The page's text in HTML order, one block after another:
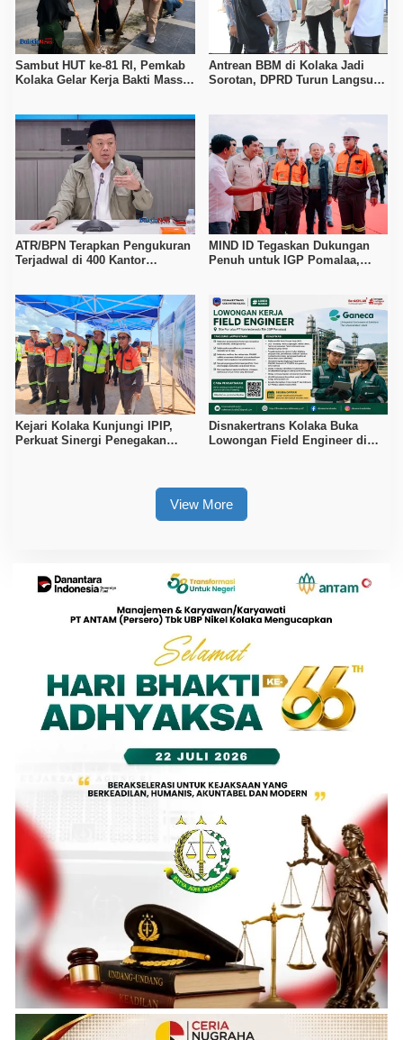
Sambut HUT ke-81 RI, Pemkab
Kolaka Gelar Kerja Bakti Massal
Antrean BBM di Kolaka Jadi
Sorotan, DPRD Turun Langsung
ATR/BPN Terapkan Pengukuran
Terjadwal di 400 Kantor
MIND ID Tegaskan Dukungan
Penuh untuk IGP Pomalaa,
Kejari Kolaka Kunjungi IPIP,
Perkuat Sinergi Penegakan
Disnakertrans Kolaka Buka
Lowongan Field Engineer di
View More